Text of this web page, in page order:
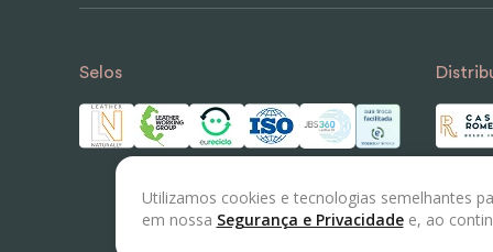
Utilizamos cookies e tecnologias semelhantes
em nossa Segurança e Privacidadee, ao
Selos
© 2023 LEATHER LABS - Todos os direitos